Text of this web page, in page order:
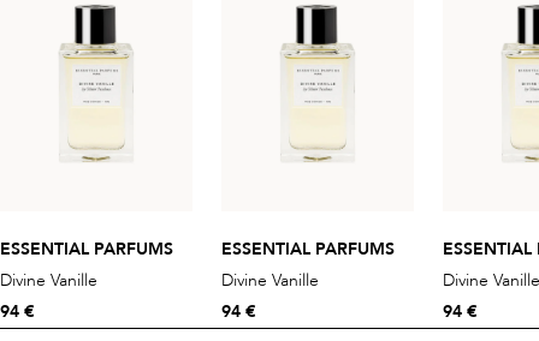
ESSENTIAL PARFUMS
Divine Vanille
94 €
ESSENTIAL PARFUMS
Divine Vanille
94 €
ESSENTIAL
Divine Vanille
94 €